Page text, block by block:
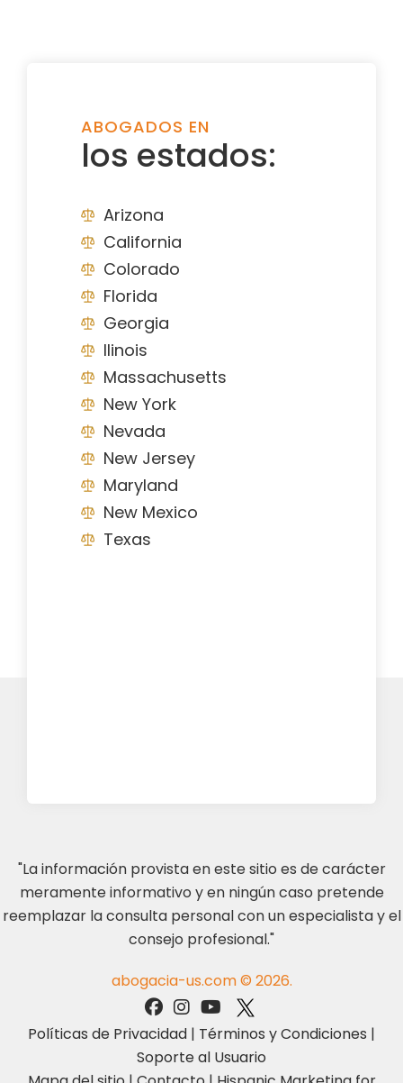
ABOGADOS EN
los estados:
Arizona
California
Colorado
Florida
Georgia
Ilinois
Massachusetts
New York
Nevada
New Jersey
Maryland
New Mexico
Texas
"La información provista en este sitio es de carácter
meramente informativo y en ningún caso pretende
reemplazar la consulta personal con un especialista y el
consejo profesional."
abogacia-us.com © 2026.
Políticas de Privacidad | Términos y Condiciones |
Soporte al Usuario